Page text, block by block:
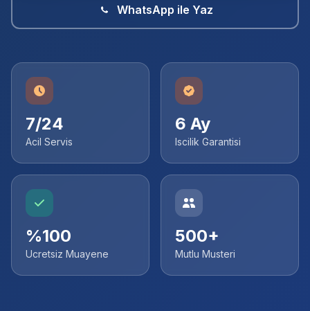
WhatsApp ile Yaz
7/24
Acil Servis
6 Ay
Iscilik Garantisi
%100
Ucretsiz Muayene
500+
Mutlu Musteri